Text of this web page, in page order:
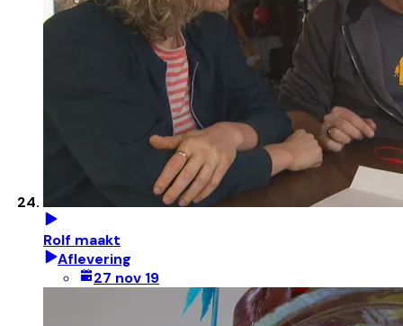
Rolf maakt
Aflevering
27 nov 19